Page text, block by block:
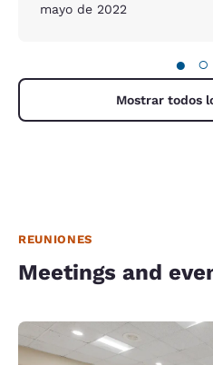
mayo de 2022
● ○
Mostrar todos
REUNIONES
Meetings and